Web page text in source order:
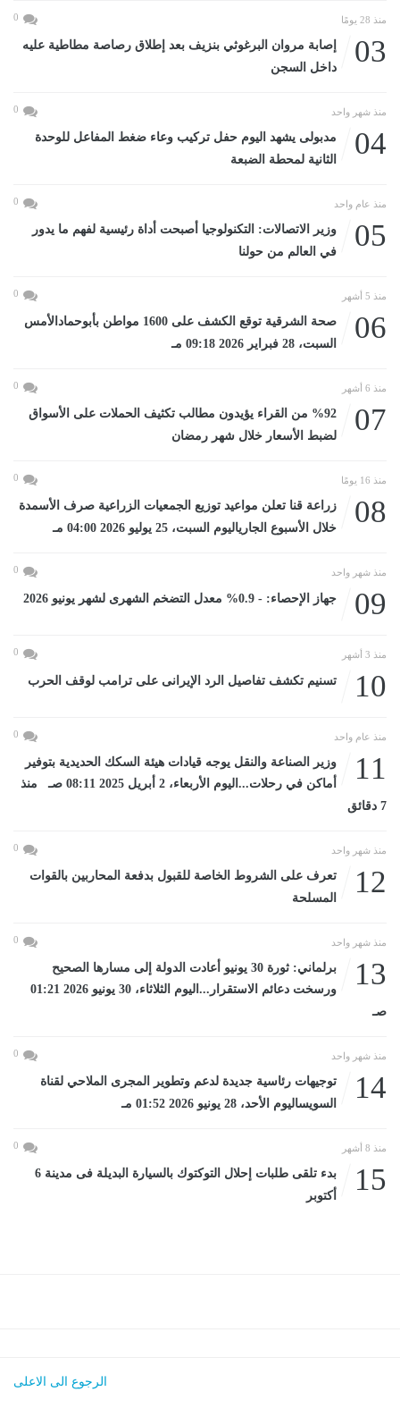
منذ 28 يومًا 0
03
إصابة مروان البرغوثي بنزيف بعد إطلاق رصاصة مطاطية عليه
داخل السجن
منذ شهر واحد 0
04
مدبولى يشهد اليوم حفل تركيب وعاء ضغط المفاعل للوحدة
الثانية لمحطة الضبعة
منذ عام واحد 0
05
وزير الاتصالات: التكنولوجيا أصبحت أداة رئيسية لفهم ما يدور
في العالم من حولنا
منذ 5 أشهر 0
06
صحة الشرقية توقع الكشف على 1600 مواطن بأبوحمادالأمس
السبت، 28 فبراير 2026 09:18 مـ
منذ 6 أشهر 0
07
%92 من القراء يؤيدون مطالب تكثيف الحملات على الأسواق
لضبط الأسعار خلال شهر رمضان
منذ 16 يومًا 0
08
زراعة قنا تعلن مواعيد توزيع الجمعيات الزراعية صرف الأسمدة
خلال الأسبوع الجارياليوم السبت، 25 يوليو 2026 04:00 مـ
منذ شهر واحد 0
09 جهاز الإحصاء: - 0.9% معدل التضخم الشهرى لشهر يونيو 2026
منذ 3 أشهر 0
10 تسنيم تكشف تفاصيل الرد الإيرانى على ترامب لوقف الحرب
منذ عام واحد 0
11
وزير الصناعة والنقل يوجه قيادات هيئة السكك الحديدية بتوفير
أماكن في رحلات...اليوم الأربعاء، 2 أبريل 2025 08:11 صـ منذ
7 دقائق
منذ شهر واحد 0
12
تعرف على الشروط الخاصة للقبول بدفعة المحاربين بالقوات
المسلحة
منذ شهر واحد 0
13
برلماني: ثورة 30 يونيو أعادت الدولة إلى مسارها الصحيح
ورسخت دعائم الاستقرار...اليوم الثلاثاء، 30 يونيو 2026 01:21
صـ
منذ شهر واحد 0
14
توجيهات رئاسية جديدة لدعم وتطوير المجرى الملاحي لقناة
السويساليوم الأحد، 28 يونيو 2026 01:52 مـ
منذ 8 أشهر 0
15
بدء تلقى طلبات إحلال التوكتوك بالسيارة البديلة فى مدينة 6
أكتوبر
الرجوع الى الاعلى